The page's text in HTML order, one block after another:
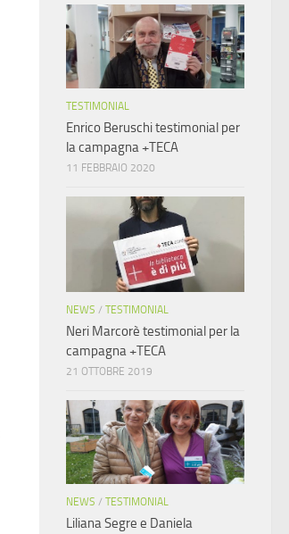
TESTIMONIAL
Enrico Beruschi testimonial per
la campagna +TECA
11 FEBBRAIO 2020
NEWS / TESTIMONIAL
Neri Marcorè testimonial per la
campagna +TECA
21 OTTOBRE 2019
NEWS / TESTIMONIAL
Liliana Segre e Daniela